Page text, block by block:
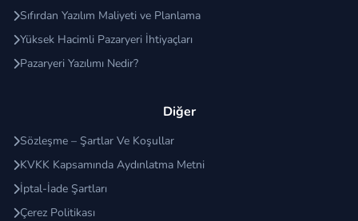
Sıfırdan Yazılım Maliyeti ve Planlama
Yüksek Hacimli Pazaryeri İhtiyaçları
Pazaryeri Yazılımı Nedir?
Diğer
Sözleşme – Şartlar Ve Koşullar
KVKK Kapsamında Aydınlatma Metni
İptal-İade Şartları
Çerez Politikası